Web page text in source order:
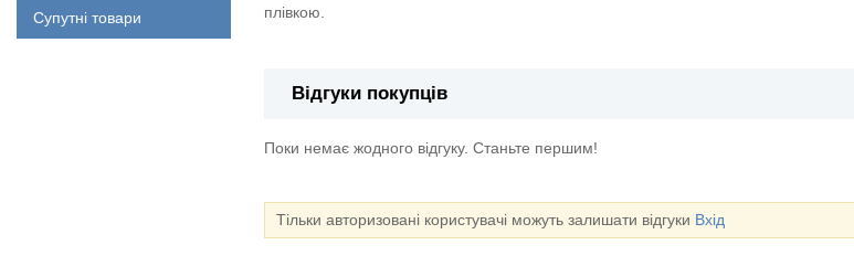
Супутні товари
плівкою.
Відгуки покупців
Поки немає жодного відгуку. Станьте першим!
Тільки авторизовані користувачі можуть залишати відгуки Вхід